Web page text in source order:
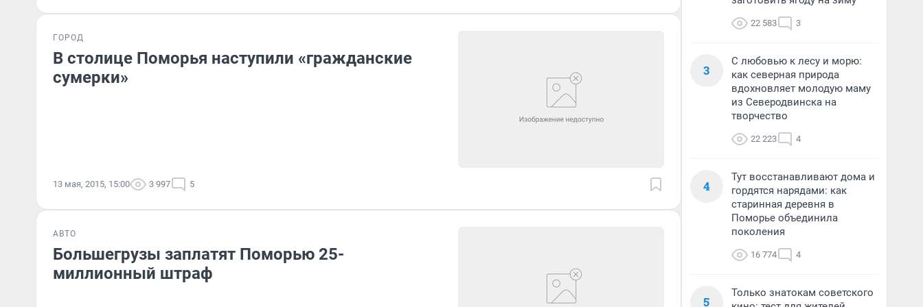
ГОРОД
В столице Поморья наступили «гражданские
сумерки»
13 мая, 2015, 15:00 3 997 5
АВТО
Большегрузы заплатят Поморью 25-
миллионный штраф
22 583 3
3
С любовью к лесу и морю:
как северная природа
вдохновляет молодую маму
из Северодвинска на
творчество
22 223 4
4
Тут восстанавливают дома и
гордятся нарядами: как
старинная деревня в
Поморье объединила
поколения
16 774 4
5
Только знатокам советского